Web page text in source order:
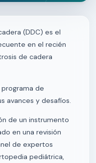
(DDC) es el
en el recién
de cadera
de
avances y desafíos.
de un instrumento
en una revisión
de expertos
pediátrica,